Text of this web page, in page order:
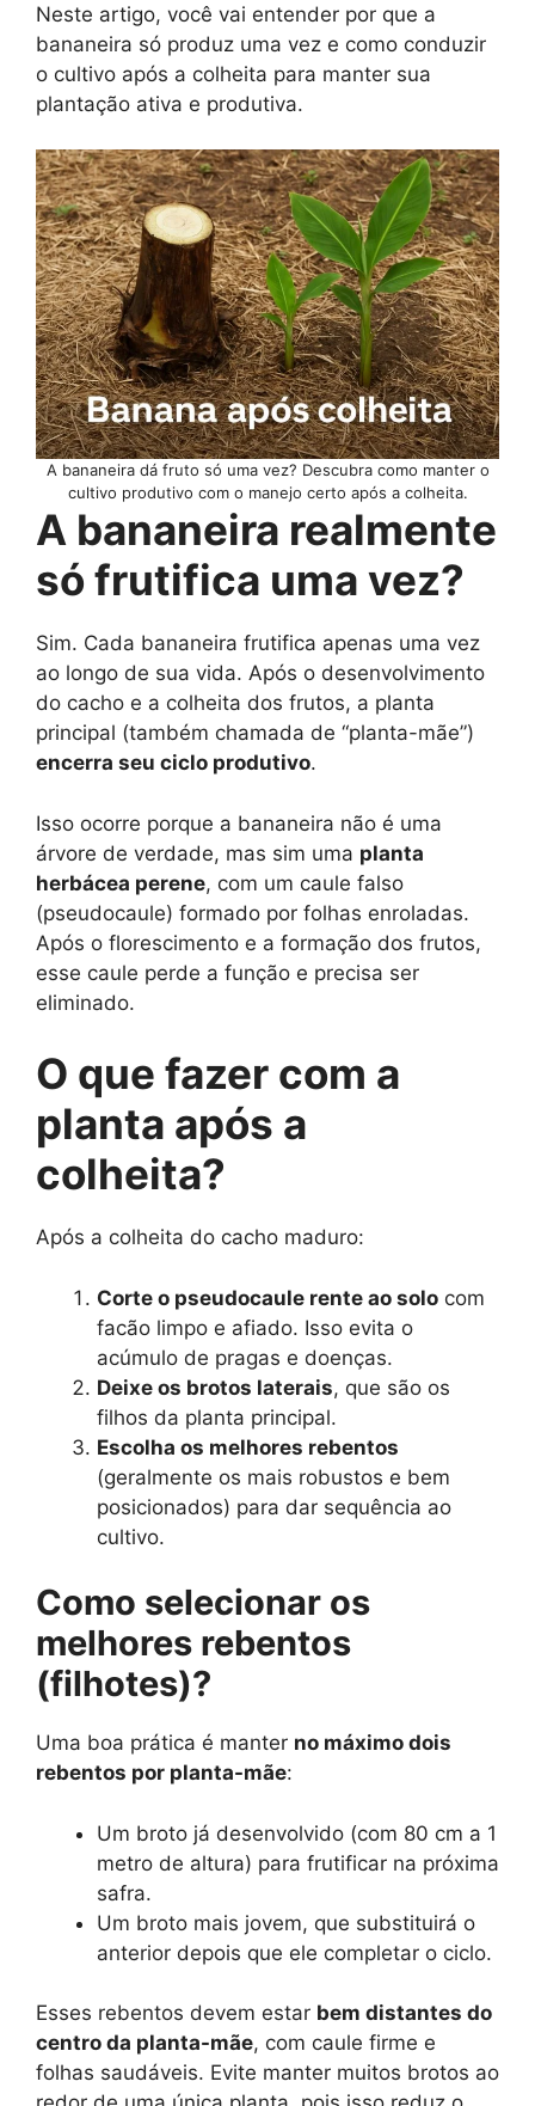
Neste artigo, você vai entender por que a
bananeira só produz uma vez e como conduzir
o cultivo após a colheita para manter sua
plantação ativa e produtiva.
A bananeira dá fruto só uma vez? Descubra como manter o
cultivo produtivo com o manejo certo após a colheita.
A bananeira realmente
só frutifica uma vez?
Sim. Cada bananeira frutifica apenas uma vez
ao longo de sua vida. Após o desenvolvimento
do cacho e a colheita dos frutos, a planta
principal (também chamada de “planta-mãe”)
encerra seu ciclo produtivo.
Isso ocorre porque a bananeira não é uma
árvore de verdade, mas sim uma planta
herbácea perene, com um caule falso
(pseudocaule) formado por folhas enroladas.
Após o florescimento e a formação dos frutos,
esse caule perde a função e precisa ser
eliminado.
O que fazer com a
planta após a
colheita?
Após a colheita do cacho maduro:
Corte o pseudocaule rente ao solo com
facão limpo e afiado. Isso evita o
acúmulo de pragas e doenças.
Deixe os brotos laterais, que são os
filhos da planta principal.
Escolha os melhores rebentos
(geralmente os mais robustos e bem
posicionados) para dar sequência ao
cultivo.
Como selecionar os
melhores rebentos
(filhotes)?
Uma boa prática é manter no máximo dois
rebentos por planta-mãe:
Um broto já desenvolvido (com 80 cm a 1
metro de altura) para frutificar na próxima
safra.
Um broto mais jovem, que substituirá o
anterior depois que ele completar o ciclo.
Esses rebentos devem estar bem distantes do
centro da planta-mãe, com caule firme e
folhas saudáveis. Evite manter muitos brotos ao